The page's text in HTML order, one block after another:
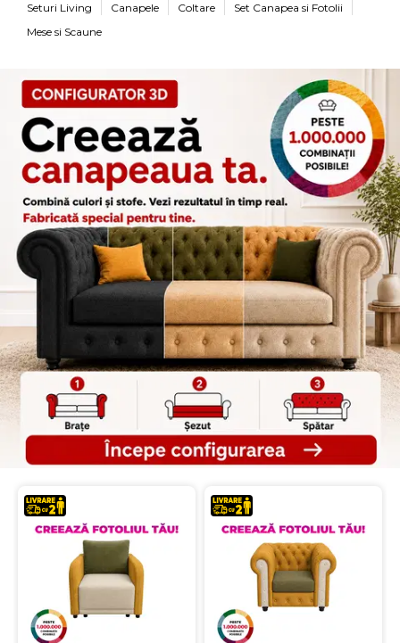
Seturi Living Canapele Coltare
Set Canapea si Fotolii
Mese si Scaune